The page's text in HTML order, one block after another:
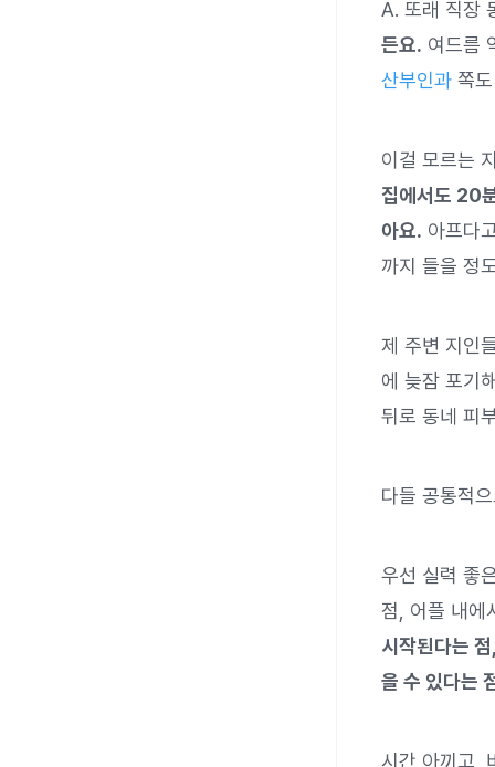
A. 또래 직장
든요. 여드름
산부인과 쪽
이걸 모르는
집에서도 20
아요. 아프다
까지 들을 정
제 주변 지인
에 늦잠 포기
뒤로 동네 피
다들 공통적
우선 실력 좋
점, 어플 내에
시작된다는
을 수 있다는
시간 아끼고,